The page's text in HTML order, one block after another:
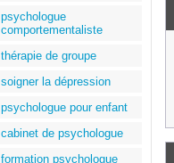
psychologue
comportementaliste
thérapie de groupe
soigner la dépression
psychologue pour enfant
cabinet de psychologue
formation psychologue